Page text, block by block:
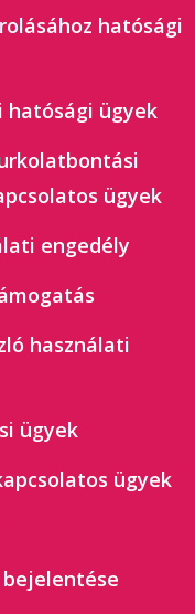
hatósági
hatósági ügyek
ügyek
engedély
használati
ügyek
ügyek